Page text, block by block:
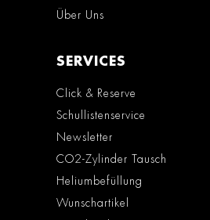
Über Uns
SERVICES
Click & Reserve
Schullistenservice
Newsletter
CO2-Zylinder Tausch
Heliumbefüllung
Wunschartikel